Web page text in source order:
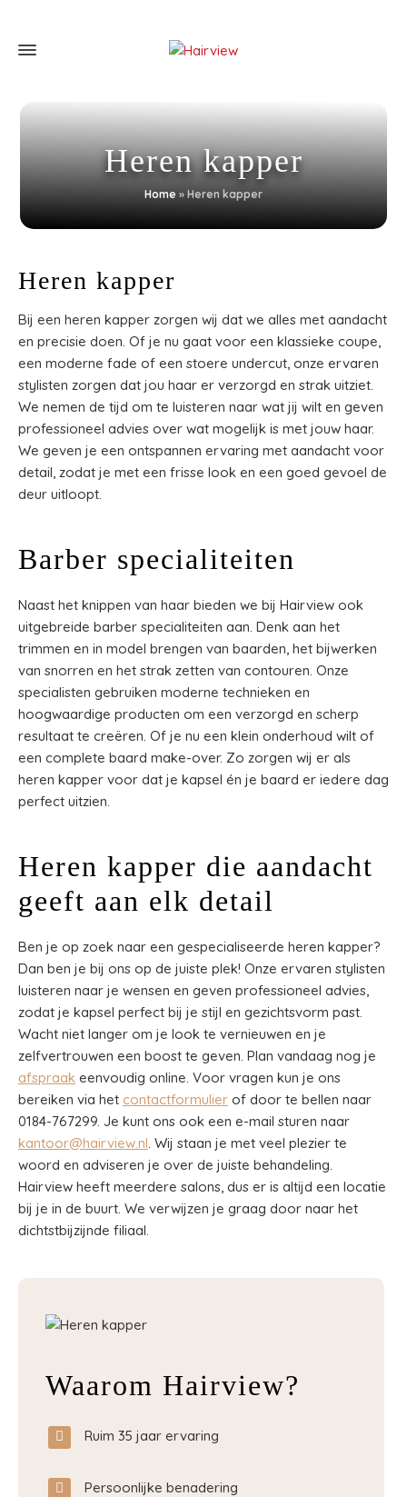
Heren kapper
Home » Heren kapper
Heren kapper
Bij een heren kapper zorgen wij dat we alles met aandacht
en precisie doen. Of je nu gaat voor een klassieke coupe,
een moderne fade of een stoere undercut, onze ervaren
stylisten zorgen dat jou haar er verzorgd en strak uitziet.
We nemen de tijd om te luisteren naar wat jij wilt en geven
professioneel advies over wat mogelijk is met jouw haar.
We geven je een ontspannen ervaring met aandacht voor
detail, zodat je met een frisse look en een goed gevoel de
deur uitloopt.
Barber specialiteiten
Naast het knippen van haar bieden we bij Hairview ook
uitgebreide barber specialiteiten aan. Denk aan het
trimmen en in model brengen van baarden, het bijwerken
van snorren en het strak zetten van contouren. Onze
specialisten gebruiken moderne technieken en
hoogwaardige producten om een verzorgd en scherp
resultaat te creëren. Of je nu een klein onderhoud wilt of
een complete baard make-over. Zo zorgen wij er als
heren kapper voor dat je kapsel én je baard er iedere dag
perfect uitzien.
Heren kapper die aandacht
geeft aan elk detail
Ben je op zoek naar een gespecialiseerde heren kapper?
Dan ben je bij ons op de juiste plek! Onze ervaren stylisten
luisteren naar je wensen en geven professioneel advies,
zodat je kapsel perfect bij je stijl en gezichtsvorm past.
Wacht niet langer om je look te vernieuwen en je
zelfvertrouwen een boost te geven. Plan vandaag nog je
afspraak eenvoudig online. Voor vragen kun je ons
bereiken via het contactformulier of door te bellen naar
0184-767299. Je kunt ons ook een e-mail sturen naar
kantoor@hairview.nl. Wij staan je met veel plezier te
woord en adviseren je over de juiste behandeling.
Hairview heeft meerdere salons, dus er is altijd een locatie
bij je in de buurt. We verwijzen je graag door naar het
dichtstbijzijnde filiaal.
Waarom Hairview?
Ruim 35 jaar ervaring
Persoonlijke benadering